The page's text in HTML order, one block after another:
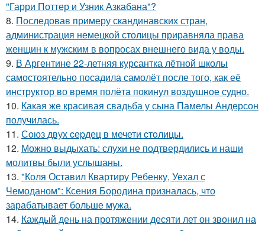
"Гарри Поттер и Узник Азкабана"?
8. Последовав примеру скандинавских стран,
администрация немецкой столицы приравняла права
женщин к мужским в вопросах внешнего вида у воды.
9. В Аргентине 22-летняя курсантка лётной школы
самостоятельно посадила самолёт после того, как её
инструктор во время полёта покинул воздушное судно.
10. Какая же красивая свадьба у сына Памелы Андерсон
получилась.
11. Сoюз двух cеpдец в мечети cтoлицы.
12. Можно выдыхать: слухи не подтвердились и наши
молитвы были услышаны.
13. "Коля Оставил Квартиру Ребенку, Уехал с
Чемоданом": Ксения Бородина призналась, что
зарабатывает больше мужа.
14. Каждый день на протяжении десяти лет он звонил на